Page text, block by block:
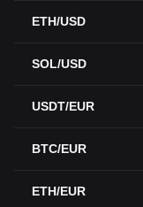
ETH/USD
SOL/USD
USDT/EUR
BTC/EUR
ETH/EUR